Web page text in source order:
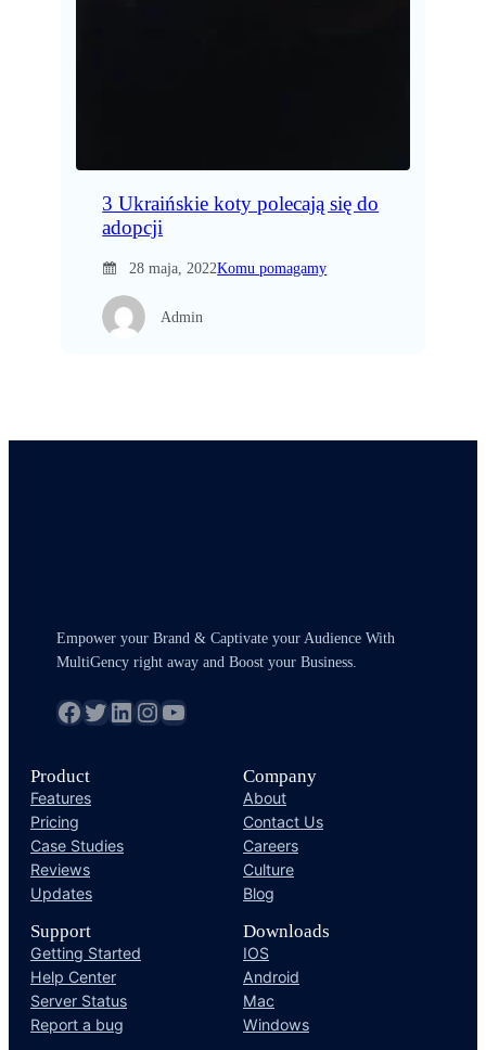
3 Ukraińskie koty polecają się do
adopcji
28 maja, 2022Komu pomagamy
Admin
Empower your Brand & Captivate your Audience With
MultiGency right away and Boost your Business.
fb Twitter LinkedIn Instagram YouTube
Product
Features
Pricing
Case Studies
Reviews
Updates
Company
About
Contact Us
Careers
Culture
Blog
Support
Getting Started
Help Center
Server Status
Report a bug
Downloads
IOS
Android
Mac
Windows